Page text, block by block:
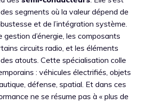
segments où la valeur dépend de
et de l’intégration système.
gestion d’énergie, les composants
circuits radio, et les éléments
atouts. Cette spécialisation colle
: véhicules électrifiés, objets
défense, spatial. Et dans ces
ne se résume pas à « plus de